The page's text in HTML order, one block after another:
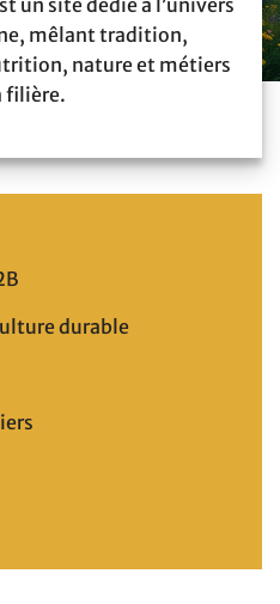
mêlant tradition,
nature et métiers
filière.
durable